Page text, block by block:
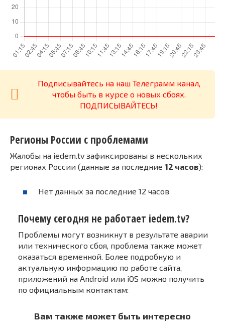
Подписывайтесь на наш Телеграмм канал,
чтобы быть в курсе о новых сбоях.
ПОДПИСЫВАЙТЕСЬ!
Регионы России с проблемами
Жалобы на iedem.tv зафиксированы в нескольких
регионах России (данные за последние 12 часов):
Нет данных за последние 12 часов
Почему сегодня не работает iedem.tv?
Проблемы могут возникнут в результате аварии
или технического сбоя, проблема также может
оказаться временной. Более подробную и
актуальную информацию по работе сайта,
приложений на Android или iOS можно получить
по официальным контактам:
Вам также может быть интересно